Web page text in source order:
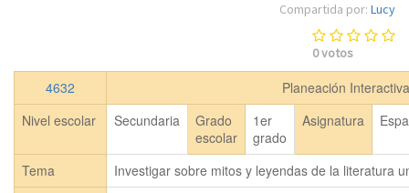
Compartida por: Lucy
0votos
4632
Planeación
Nivel escolar
Secundaria
Grado
escolar
1er
grado
Asignatura
Tema
Investigar sobre mitos y leyendas de la literatura